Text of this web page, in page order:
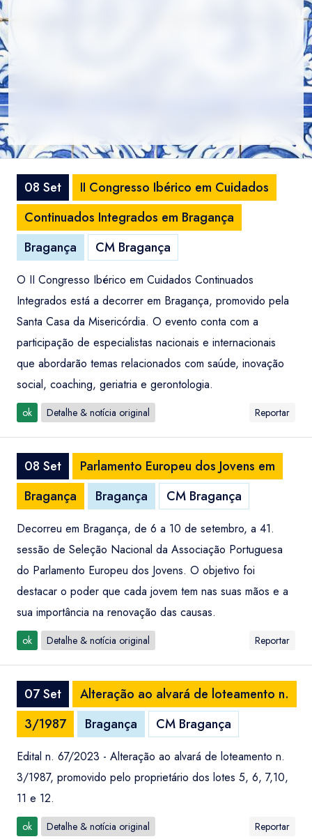
08 Set
II Congresso Ibérico em Cuidados
Continuados Integrados em Bragança
Bragança
CM Bragança
O II Congresso Ibérico em Cuidados Continuados
Integrados está a decorrer em Bragança, promovido pela
Santa Casa da Misericórdia. O evento conta com a
participação de especialistas nacionais e internacionais
que abordarão temas relacionados com saúde, inovação
social, coaching, geriatria e gerontologia.
ok Detalhe & notícia original Reportar
08 Set
Parlamento Europeu dos Jovens em
Bragança
Bragança CM Bragança
Decorreu em Bragança, de 6 a 10 de setembro, a 41.
sessão de Seleção Nacional da Associação Portuguesa
do Parlamento Europeu dos Jovens. O objetivo foi
destacar o poder que cada jovem tem nas suas mãos e a
sua importância na renovação das causas.
ok Detalhe & notícia original Reportar
07 Set
Alteração ao alvará de loteamento n.
3/1987
Bragança CM Bragança
Edital n. 67/2023 - Alteração ao alvará de loteamento n.
3/1987, promovido pelo proprietário dos lotes 5, 6, 7,10,
11 e 12.
ok Detalhe & notícia original Reportar